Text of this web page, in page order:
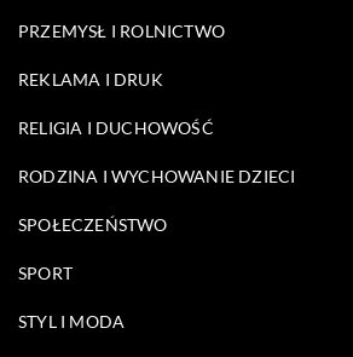
PRZEMYSŁ I ROLNICTWO
REKLAMA I DRUK
RELIGIA I DUCHOWOŚĆ
RODZINA I WYCHOWANIE DZIECI
SPOŁECZEŃSTWO
SPORT
STYL I MODA